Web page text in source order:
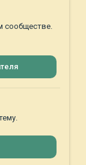
сообществе.